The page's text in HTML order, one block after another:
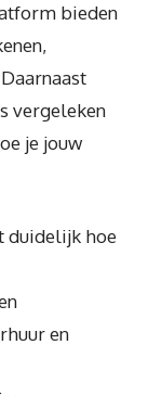
bieden
vergeleken
je jouw
duidelijk hoe
en